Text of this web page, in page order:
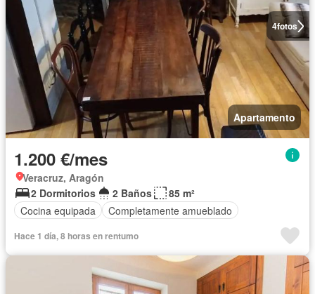
4fotos
Apartamento
1.200 €/mes
Veracruz, Aragón
2 Dormitorios
2 Baños
85 m²
Cocina equipada
Completamente amueblado
Hace 1 día, 8 horas en rentumo